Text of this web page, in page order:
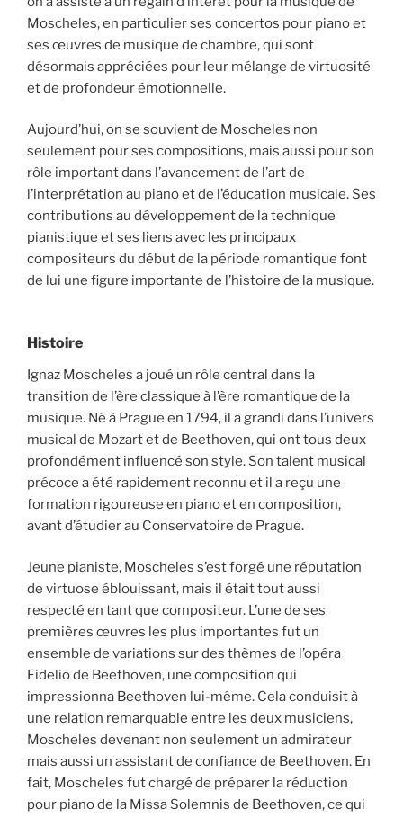
Moscheles, en particulier ses concertos pour piano et
ses œuvres de musique de chambre, qui sont
désormais appréciées pour leur mélange de virtuosité
et de profondeur émotionnelle.
Aujourd’hui, on se souvient de Moscheles non
seulement pour ses compositions, mais aussi pour son
rôle important dans l’avancement de l’art de
l’interprétation au piano et de l’éducation musicale. Ses
contributions au développement de la technique
pianistique et ses liens avec les principaux
compositeurs du début de la période romantique font
de lui une figure importante de l’histoire de la musique.
Histoire
Ignaz Moscheles a joué un rôle central dans la
transition de l’ère classique à l’ère romantique de la
musique. Né à Prague en 1794, il a grandi dans l’univers
musical de Mozart et de Beethoven, qui ont tous deux
profondément influencé son style. Son talent musical
précoce a été rapidement reconnu et il a reçu une
formation rigoureuse en piano et en composition,
avant d’étudier au Conservatoire de Prague.
Jeune pianiste, Moscheles s’est forgé une réputation
de virtuose éblouissant, mais il était tout aussi
respecté en tant que compositeur. L’une de ses
premières œuvres les plus importantes fut un
ensemble de variations sur des thèmes de l’opéra
Fidelio de Beethoven, une composition qui
impressionna Beethoven lui-même. Cela conduisit à
une relation remarquable entre les deux musiciens,
Moscheles devenant non seulement un admirateur
mais aussi un assistant de confiance de Beethoven. En
fait, Moscheles fut chargé de préparer la réduction
pour piano de la Missa Solemnis de Beethoven, ce qui